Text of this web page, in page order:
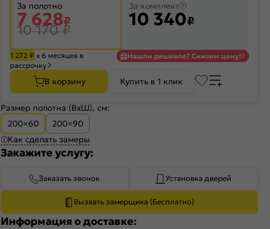
За полотно
7 628₽
10 170₽
За комплект
10 340₽
1 272 ₽ х 6 месяцев в
рассрочку
Нашли дешевле? Снизим цену!
В корзину Купить в 1 клик
Размер полотна (ВхШ), см:
200×60
200×90
Как сделать замеры
Закажите услугу:
Заказать звонок Установка дверей
Вызвать замерщика (Бесплатно)
Информация о доставке: